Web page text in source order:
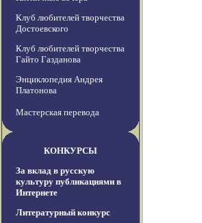
Клуб любителей творчества
Достоевского
Клуб любителей творчества
Гайто Газданова
Энциклопедия Андрея
Платонова
Мастерская перевода
КОНКУРСЫ
За вклад в русскую
культуру публикациями в
Интернете
Литературный конкурс